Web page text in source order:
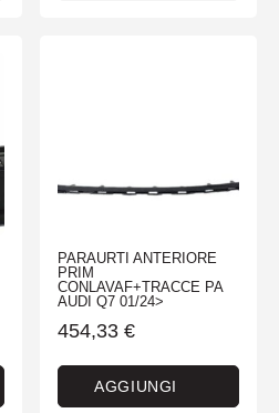
PARAURTI ANTERIORE
PRIM
CONLAVAF+TRACCE PA
AUDI Q7 01/24>
454,33 €
AGGIUNGI